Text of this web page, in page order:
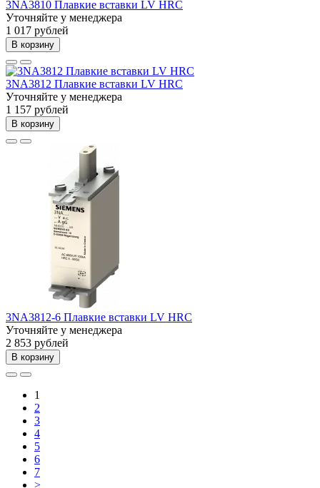
3NA3810 Плавкие вставки LV HRC
Уточняйте у менеджера
1 017 рублей
В корзину
3NA3812 Плавкие вставки LV HRC
Уточняйте у менеджера
1 157 рублей
В корзину
3NA3812-6 Плавкие вставки LV HRC
Уточняйте у менеджера
2 853 рублей
В корзину
1
2
3
4
5
6
7
>